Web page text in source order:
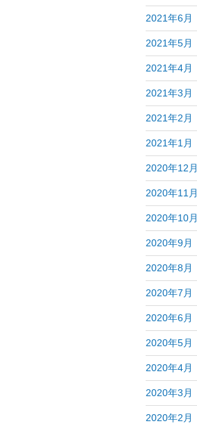
2021年6月
2021年5月
2021年4月
2021年3月
2021年2月
2021年1月
2020年12月
2020年11月
2020年10月
2020年9月
2020年8月
2020年7月
2020年6月
2020年5月
2020年4月
2020年3月
2020年2月